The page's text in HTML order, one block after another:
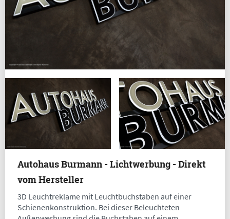
Autohaus Burmann - Lichtwerbung - Direkt
vom Hersteller
3D Leuchtreklame mit Leuchtbuchstaben auf einer
Schienenkonstruktion. Bei dieser Beleuchteten